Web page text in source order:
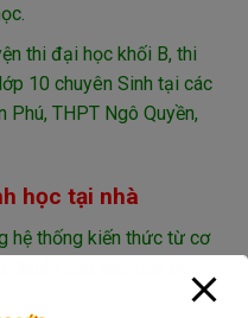
thi đại học khối B, thi
10 chuyên Sinh tại các
Phú, THPT Ngô Quyền,
học tại nhà
hệ thống kiến thức từ cơ